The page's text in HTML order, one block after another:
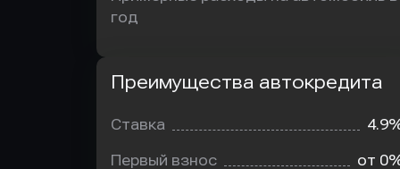
год
Преимущества автокредита
Ставка
Первый взнос от